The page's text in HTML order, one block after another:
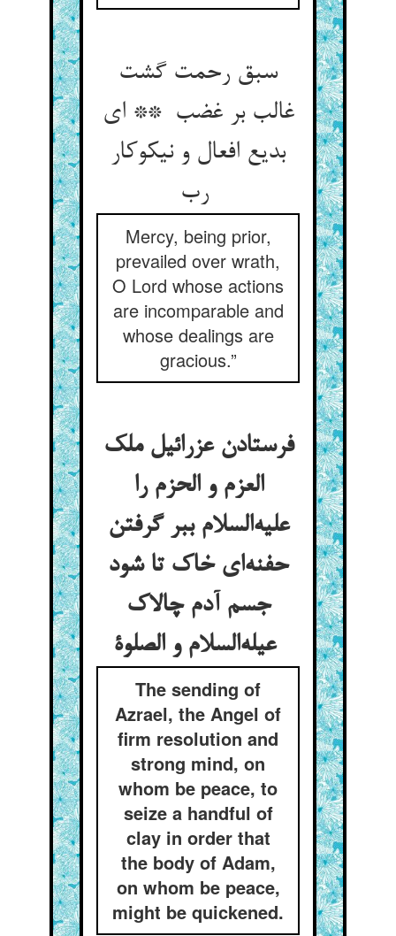
سبق رحمت گشت
غالب بر غضب ** ای
بدیع افعال و نیکوکار
Mercy, being prior,
prevailed over wrath,
O Lord whose actions
are incomparable and
whose dealings are
gracious.”
فرستادن عزرائیل ملک
العزم و الحزم را
علیه‌السلام ببر گرفتن
حفنه‌ای خاک تا شود
جسم آدم چالاک
عیله‌السلام و الصلوة
The sending of
Azrael, the Angel of
firm resolution and
strong mind, on
whom be peace, to
seize a handful of
clay in order that
the body of Adam,
on whom be peace,
might be quickened.